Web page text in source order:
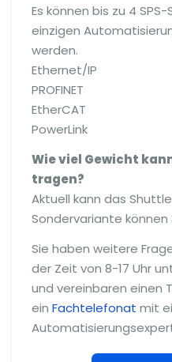
Es können bis zu 4
einzigen
werden.
Ethernet/IP
PROFINET
EtherCAT
PowerLink
Wie viel Gewicht
tragen?
Aktuell kann das
Sondervariante
Sie haben weitere
der Zeit von 8-17 Uhr
und vereinbaren einen
ein Fachtelefonat mit